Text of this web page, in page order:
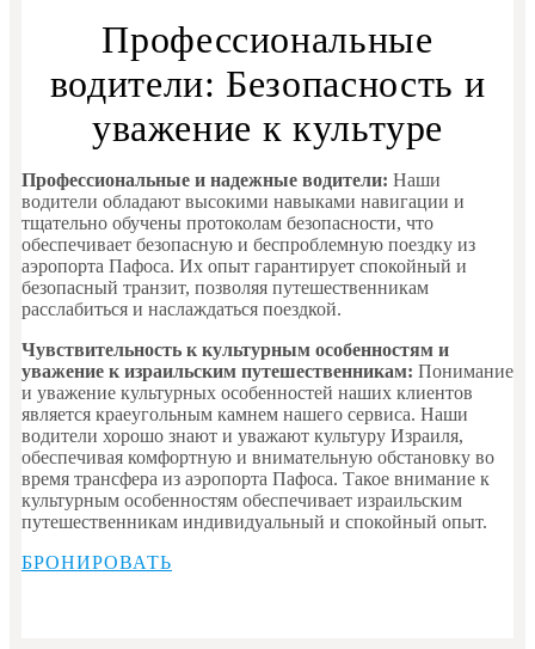
Профессиональные
водители: Безопасность и
уважение к культуре
Профессиональные и надежные водители: Наши
водители обладают высокими навыками навигации и
тщательно обучены протоколам безопасности, что
обеспечивает безопасную и беспроблемную поездку из
аэропорта Пафоса. Их опыт гарантирует спокойный и
безопасный транзит, позволяя путешественникам
расслабиться и наслаждаться поездкой.
Чувствительность к культурным особенностям и
уважение к израильским путешественникам: Понимание
и уважение культурных особенностей наших клиентов
является краеугольным камнем нашего сервиса. Наши
водители хорошо знают и уважают культуру Израиля,
обеспечивая комфортную и внимательную обстановку во
время трансфера из аэропорта Пафоса. Такое внимание к
культурным особенностям обеспечивает израильским
путешественникам индивидуальный и спокойный опыт.
БРОНИРОВАТЬ